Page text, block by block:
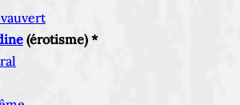
(érotisme) *